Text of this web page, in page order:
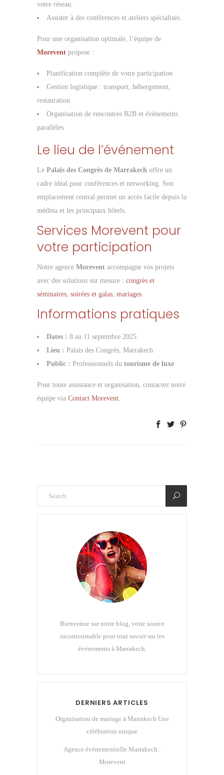
votre réseau.
Assister à des conférences et ateliers spécialisés.
Pour une organisation optimale, l’équipe de
Morevent propose :
Planification complète de votre participation
Gestion logistique : transport, hébergement,
restauration
Organisation de rencontres B2B et événements
parallèles
Le lieu de l’événement
Le Palais des Congrès de Marrakech offre un
cadre idéal pour conférences et networking. Son
emplacement central permet un accès facile depuis la
médina et les principaux hôtels.
Services Morevent pour
votre participation
Notre agence Morevent accompagne vos projets
avec des solutions sur mesure : congrès et
séminaires, soirées et galas, mariages.
Informations pratiques
Dates : 8 au 11 septembre 2025
Lieu : Palais des Congrès, Marrakech
Public : Professionnels du tourisme de luxe
Pour toute assistance et organisation, contactez notre
équipe via Contact Morevent.
Bienvenue sur notre blog, votre source
incontournable pour tout savoir sur les
événements à Marrakech.
DERNIERS ARTICLES
Organisation de mariage à Marrakech Une
célébration unique
Agence événementielle Marrakech :
Morevent